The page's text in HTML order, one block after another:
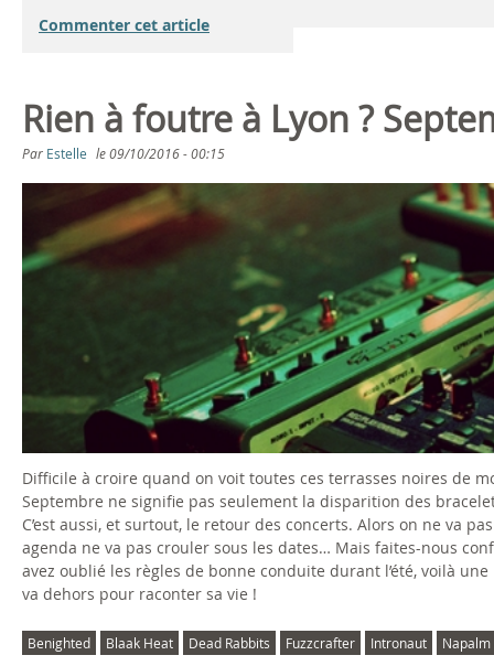
Commenter cet article
Rien à foutre à Lyon ?
Par Estelle le09/10/2016 - 00:15
Difficile à croire quand on voit toutes ces terrasses noires de
Septembre ne signifie pas seulement la disparition des
C’est aussi, et surtout, le retour des concerts. Alors on ne va
agenda ne va pas crouler sous les dates… Mais faites-nous
avez oublié les règles de bonne conduite durant l’été, voilà
va dehors pour raconter sa vie !
Benighted Blaak Heat Dead Rabbits Fuzzcrafter Intronaut